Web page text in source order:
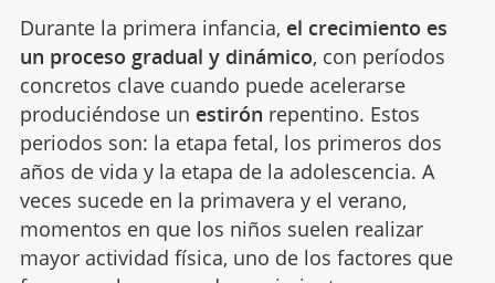
Durante la primera infancia, el crecimiento es
un proceso gradual y dinámico, con períodos
concretos clave cuando puede acelerarse
produciéndose un estirón repentino. Estos
periodos son: la etapa fetal, los primeros dos
años de vida y la etapa de la adolescencia. A
veces sucede en la primavera y el verano,
momentos en que los niños suelen realizar
mayor actividad física, uno de los factores que